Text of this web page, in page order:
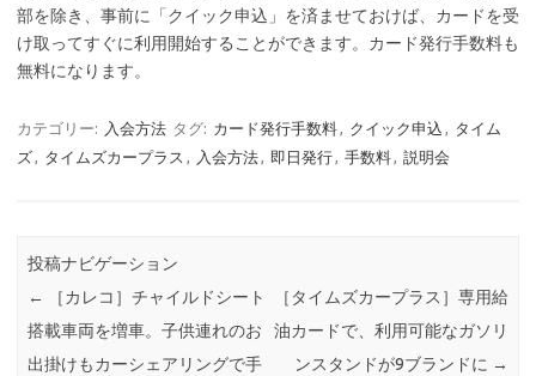
部を除き、事前に「クイック申込」を済ませておけば、カードを受
け取ってすぐに利用開始することができます。カード発行手数料も
無料になります。
カテゴリー: 入会方法 タグ: カード発行手数料, クイック申込 , タイム
ズ, タイムズカープラス , 入会方法, 即日発行, 手数料, 説明会
投稿ナビゲーション
←
［カレコ］チャイルドシート
搭載車両を増車。子供連れのお
出掛けもカーシェアリングで手
［タイムズカープラス］専用給
油カードで、利用可能なガソリ
ンスタンドが9ブランドに →